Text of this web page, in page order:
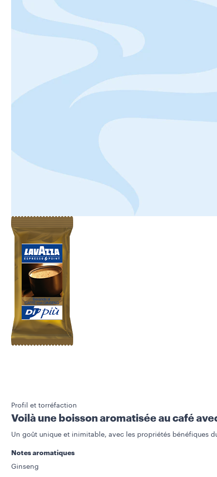
Profil et torréfaction
Voilà une boisson aromatisée au café
Un goût unique et inimitable, avec les propriétés bénéfiques
Notes aromatiques
Ginseng